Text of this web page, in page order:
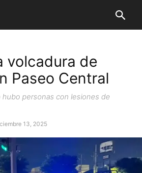
volcadura de
Paseo Central
personas con lesiones de
13, 2025